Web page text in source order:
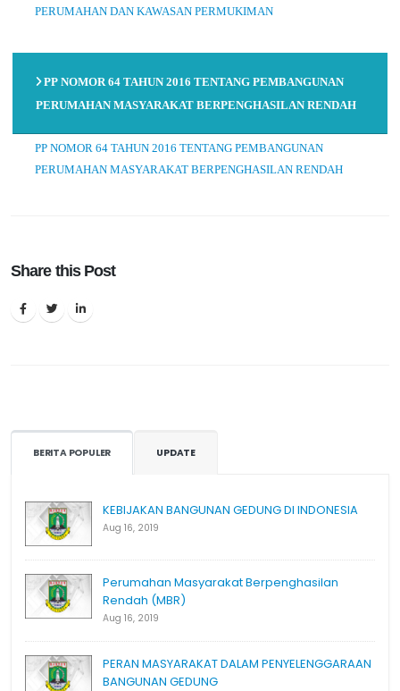
PERUMAHAN DAN KAWASAN PERMUKIMAN
PP NOMOR 64 TAHUN 2016 TENTANG PEMBANGUNAN
PERUMAHAN MASYARAKAT BERPENGHASILAN RENDAH
PP NOMOR 64 TAHUN 2016 TENTANG PEMBANGUNAN
PERUMAHAN MASYARAKAT BERPENGHASILAN RENDAH
Share this Post
BERITA POPULER UPDATE
KEBIJAKAN BANGUNAN GEDUNG DI INDONESIA
Aug 16, 2019
Perumahan Masyarakat Berpenghasilan
Rendah (MBR)
Aug 16, 2019
PERAN MASYARAKAT DALAM PENYELENGGARAAN
BANGUNAN GEDUNG